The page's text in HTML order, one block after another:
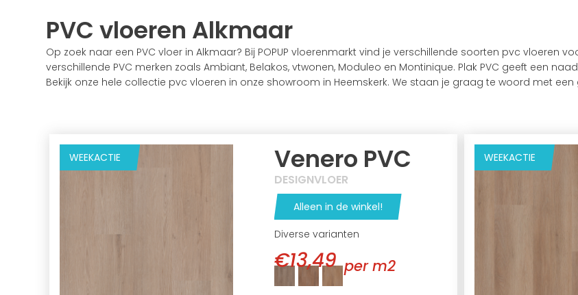
PVC vloeren Alkmaar
Op zoek naar een PVC vloer in Alkmaar? Bij POPUP vloerenmarkt vind je verschillende soorten pvc vloeren
verschillende PVC merken zoals Ambiant, Belakos, vtwonen, Moduleo en Montinique. Plak PVC geeft een
Bekijk onze hele collectie pvc vloeren in onze showroom in Heemskerk. We staan je graag te woord met
WEEKACTIE Venero PVC
DESIGNVLOER
Alleen in de winkel!
Diverse varianten
€13,49 per m2
WEEKACTIE